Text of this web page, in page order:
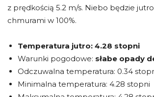
z prędkością 5.2 m/s. Niebo będzie
chmurami w 100%.
Temperatura jutro: 4.28 stopni
Warunki pogodowe: słabe opady
Odczuwalna temperatura: 0.34
Minimalna temperatura: 4.28 stopni